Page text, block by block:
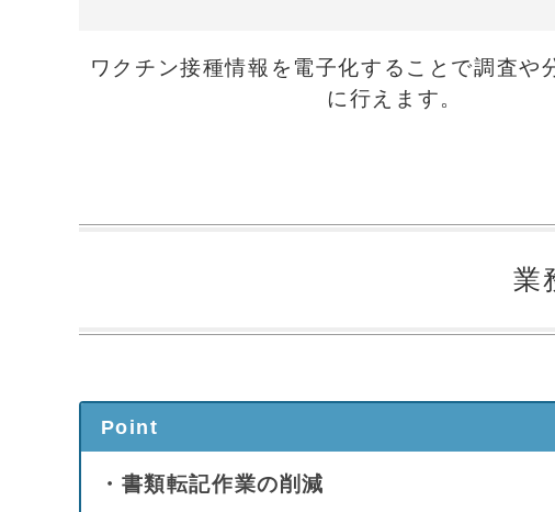
ワクチン接種情報を電子化することで調査や
に行えます。
業
Point
・書類転記作業の削減